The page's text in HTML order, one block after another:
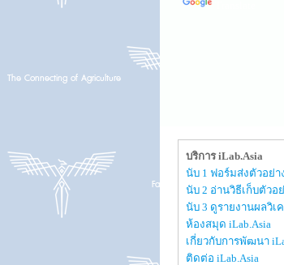
บริการ iLab.Asia
นับ 1 ฟอร์มส่งตัวอย่
นับ 2 อ่านวิธีเก็บตัวอ
นับ 3 ดูรายงานผลวิเ
ห้องสมุด iLab.Asia
เกี่ยวกับการพัฒนา
ติดต่อ iLab.Asia